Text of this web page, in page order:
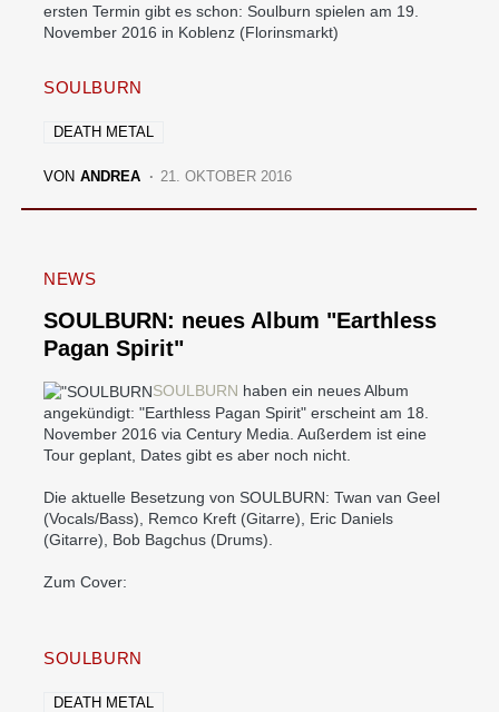
ersten Termin gibt es schon: Soulburn spielen am 19.
November 2016 in Koblenz (Florinsmarkt)
SOULBURN
DEATH METAL
VON ANDREA 21. OKTOBER 2016
NEWS
SOULBURN: neues Album "Earthless
Pagan Spirit"
SOULBURN haben ein neues Album
angekündigt: "Earthless Pagan Spirit" erscheint am 18.
November 2016 via Century Media. Außerdem ist eine
Tour geplant, Dates gibt es aber noch nicht.
Die aktuelle Besetzung von SOULBURN: Twan van Geel
(Vocals/Bass), Remco Kreft (Gitarre), Eric Daniels
(Gitarre), Bob Bagchus (Drums).
Zum Cover:
SOULBURN
DEATH METAL